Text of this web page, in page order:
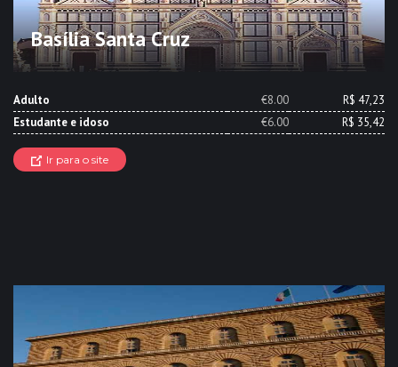
Basília Santa Cruz
Adulto €8.00
R$ 47,23
Estudante e idoso
€6.00 R$ 35,42
Ir para o site